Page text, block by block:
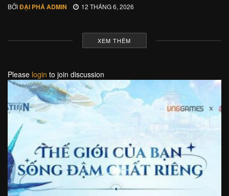
BỞIĐẠI PHÁ ADMIN 12 THÁNG 6, 2026
XEM THÊM
Please login to join discussion